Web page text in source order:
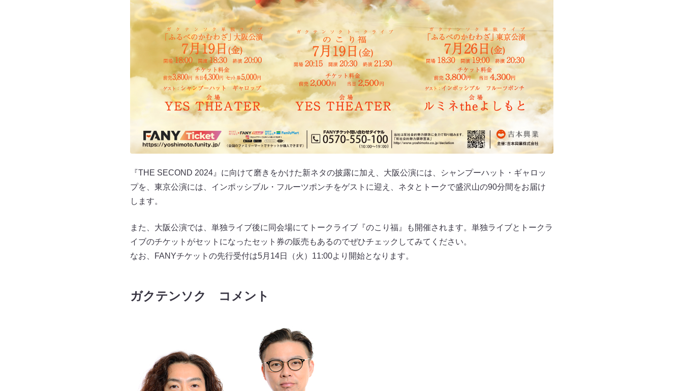
『THE SECOND 2024』に向けて磨きをかけた新ネタの披露に加え、大阪公演には、シャンプーハット・ギャロッ
プを、東京公演には、インポッシブル・フルーツポンチをゲストに迎え、ネタとトークで盛沢山の90分間をお届け
します。
また、大阪公演では、単独ライブ後に同会場にてトークライブ『のこり福』も開催されます。単独ライブとトークラ
イブのチケットがセットになったセット券の販売もあるのでぜひチェックしてみてください。
なお、FANYチケットの先行受付は5月14日（火）11:00より開始となります。
ガクテンソク コメント